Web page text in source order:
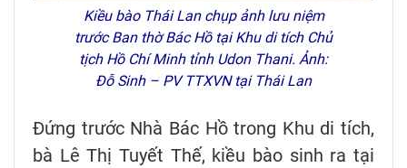
Kiều bào Thái Lan chụp ảnh lưu niệm
trước Ban thờ Bác Hồ tại Khu di tích Chủ
tịch Hồ Chí Minh tỉnh Udon Thani. Ảnh:
Đỗ Sinh – PV TTXVN tại Thái Lan
Đứng trước Nhà Bác Hồ trong Khu di tích,
bà Lê Thị Tuyết Thế, kiều bào sinh ra tại